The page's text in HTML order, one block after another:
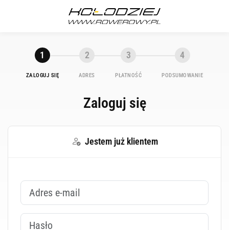
1
ZALOGUJ SIĘ
2
ADRES
3
PŁATNOŚĆ
4
PODSUMOWANIE
Zaloguj się
Jestem już klientem